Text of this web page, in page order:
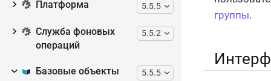
Платформа 5.5.5
Служба фоновых
операций
5.5.2
Базовые объекты 5.5.5
группы.